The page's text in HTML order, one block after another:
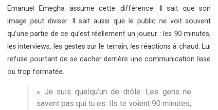
Emanuel Emegha assume cette différence. Il sait que son
image peut diviser. Il sait aussi que le public ne voit souvent
qu’une partie de ce qu’est réellement un joueur : les 90 minutes,
les interviews, les gestes sur le terrain, les réactions à chaud. Lui
refuse pourtant de se cacher derrière une communication lisse
ou trop formatée.
« Je suis quelqu’un de drôle. Les gens ne
savent pas qui tu es. Ils te voient 90 minutes,